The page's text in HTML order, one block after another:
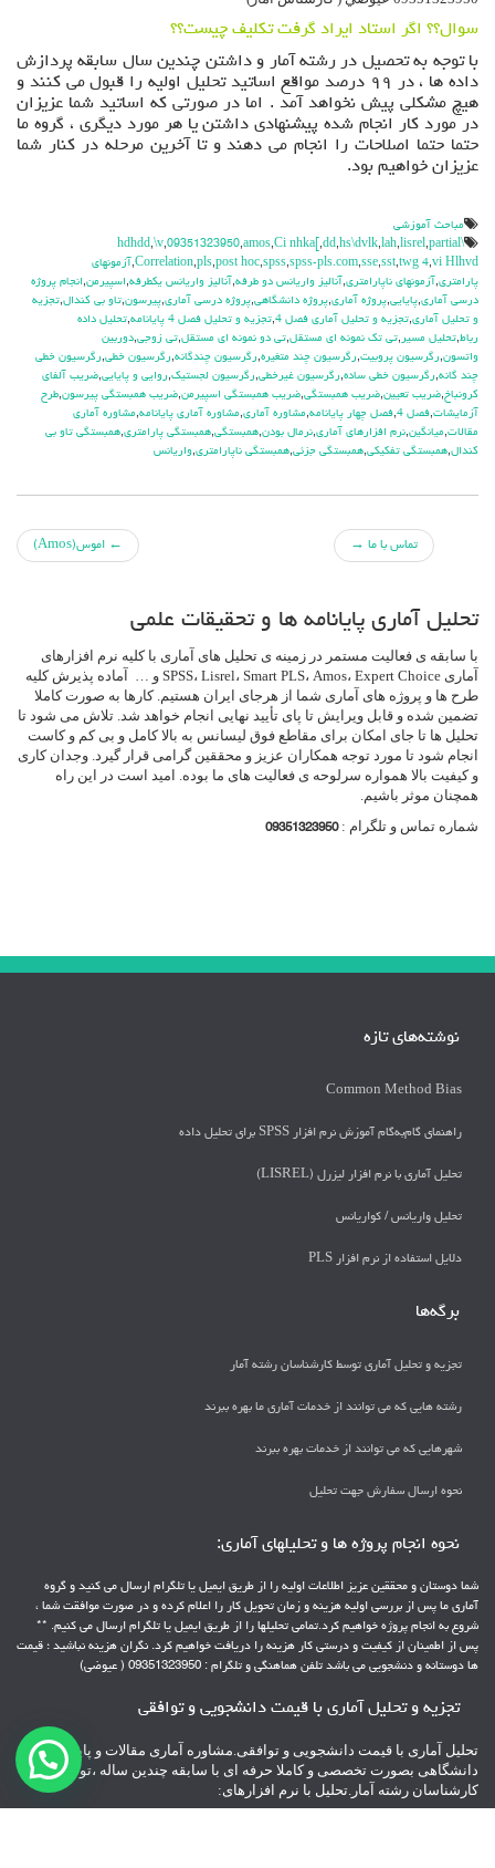
سوال؟؟ اگر استاد ایراد گرفت تکلیف چیست؟؟
با توجه به تحصيل در رشته آمار و داشتن چندين سال سابقه پردازش
داده ها ، در ۹۹ درصد مواقع اساتید تحلیل اولیه را قبول می کنند و
هیچ مشکلی پیش نخواهد آمد . اما در صورتي كه اساتيد شما عزيزان
در مورد كار انجام شده پيشنهادي داشتن يا هر مورد ديگري ، گروه ما
حتما حتما اصلاحات را انجام می دهند و تا آخرین مرحله در كنار شما
عزيزان خواهيم بود.
مباحث آموزشي
\hdhdd
,\v,09351323950,amos,Ci nhka[ ,dd,hs\dvlk,lah,lisrel,partial
Correlation,pls,post hoc,spss,spss-pls.com,sse,sst,twg 4,vi Hlhvd
,آزمونهاي
پارامتري,آزمونهاي ناپارامتري,آناليز واريانس دو طرفه,آناليز واريانس يکطرفه,اسپيرمن,انجام پروژه
درسي آماري,پايايي,پروژه آماري,پروژه دانشگاهي,پروژه درسي آماري,پيرسون,تاو بي کندال,تجزيه
و تحليل آماري,تجزيه و تحليل آماري فصل 4 ,تجزيه و تحليل فصل 4 پايانامه ,تحليل داده
رباط,تحليل مسير ,تي تک نمونه اي مستقل,تي دو نمونه اي مستقل,تي زوجي,دوربين
واتسون,رگرسيون پروبيت,رگرسيون چند متغيره,رگرسيون چندگانه,رگرسيون خطي,رگرسيون خطي
چند گانه,رگرسيون خطي ساده,رگرسيون غيرخطي,رگرسيون لجستيک,روايي و پايايي,ضريب آلفاي
کرونباخ,ضريب تعيين,ضريب همبستگي,ضريب همبستگي اسپيرمن,ضريب همبستگي پيرسون,طرح
آزمايشات,فصل 4 ,فصل چهار پايانامه,مشاوره آماري,مشاوره آماري پايانامه,مشاوره آماري
مقالات,ميانگين,نرم افزارهاي آماري,نرمال بودن,همبستگي,همبستگي پارامتري,همبستگي تاو بي
کندال,همبستگي تفكيكي,همبستگي جزئي,همبستگي ناپارامتري,واريانس
جهت
پست
ها
← اموس(Amos) تماس با ما →
تحلیل آماری پایانامه ها و تحقیقات علمی
با سابقه ی فعالیت مستمر در زمینه ی تحلیل های آماری با کلیه نرم افزارهای
آماری SPSS، Lisrel، Smart PLS، Amos، Expert Choice و … آماده پذیرش کلیه
طرح ها و پروژه های آماری شما از هرجای ایران هستیم. کارها به صورت کاملا
تضمین شده و قابل ویرایش تا پای تأیید نهایی انجام خواهد شد. تلاش می شود تا
تحلیل ها تا جای امکان برای مقاطع فوق لیسانس به بالا کامل و بی کم و کاست
انجام شود تا مورد توجه همکاران عزیز و محققین گرامی قرار گیرد. وجدان کاری
و کیفیت بالا همواره سرلوحه ی فعالیت های ما بوده. امید است در این راه
همچنان موثر باشیم.
شماره تماس و تلگرام :09351323950
نوشته‌های تازه
Common Method Bias
راهنمای گام‌به‌گام آموزش نرم افزار SPSS برای تحلیل داده
تحلیل آماری با نرم افزار لیزرل (LISREL)
تحليل واريانس / كواريانس
دلايل استفاده از نرم افزار PLS
برگه‌ها
تجزیه و تحلیل آماری توسط کارشناسان رشته آمار
رشته هایی که می توانند از خدمات آماری ما بهره ببرند
شهرهایی که می توانند از خدمات بهره ببرند
نحوه ارسال سفارش جهت تحلیل
نحوه انجام پروژه ها و تحلیلهای آماری:
شما دوستان و محققین عزیز اطلاعات اولیه را از طریق ایمیل یا تلگرام ارسال می کنید و گروه
آماری ما پس از بررسی اولیه هزینه و زمان تحویل کار را اعلام کرده و در صورت موافقت شما ،
شروع به انجام پروژه خواهیم کرد.تمامی تحلیلها را از طریق ایمیل یا تلگرام ارسال می کنیم. **
پس از اطمینان از کیفیت و درستی کار هزینه را دریافت خواهیم کرد. نگران هزینه نباشید ؛ قیمت
ها دوستانه و دنشجویی می باشد تلفن هماهنگی و تلگرام : 09351323950 ( عیوضی)
تجزیه و تحلیل آماری با قیمت دانشجویی و توافقی
تحلیل آماری با قیمت دانشجویی و توافقی.مشاوره آماری مقالات و پایانامه های
دانشگاهی بصورت تخصصی و کاملا حرفه ای با سابقه چندین ساله ،توسط
کارشناسان رشته آمار.تحلیل با نرم افزارهای: